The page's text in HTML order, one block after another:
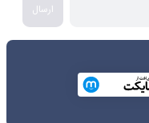
ارسال